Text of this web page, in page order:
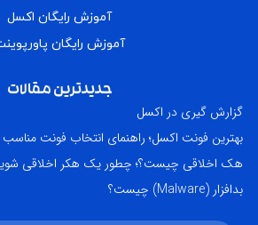
آموزش رایگان اکسل
آموزش رایگان
جدیدترین مقالات
گزارش گیری در اکسل
بهترین فونت اکسل؛ راهنمای انتخاب فونت
هک اخلاقی چیست؟؛ چطور یک هکر اخلاقی
بدافزار (Malware) چیست؟